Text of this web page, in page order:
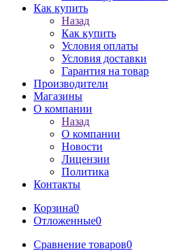
Как купить
Назад
Как купить
Условия оплаты
Условия доставки
Гарантия на товар
Производители
Магазины
О компании
Назад
О компании
Новости
Лицензии
Политика
Контакты
Корзина0
Отложенные0
Сравнение товаров0